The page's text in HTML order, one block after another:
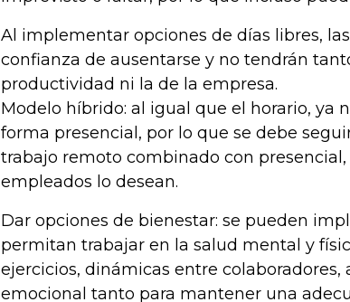
Al implementar opciones de días libres,
confianza de ausentarse y no tendrán
productividad ni la de la empresa.
Modelo híbrido: al igual que el horario, ya
forma presencial, por lo que se debe
trabajo remoto combinado con
empleados lo desean.
Dar opciones de bienestar: se pueden
permitan trabajar en la salud mental y
ejercicios, dinámicas entre colaboradores,
emocional tanto para mantener una